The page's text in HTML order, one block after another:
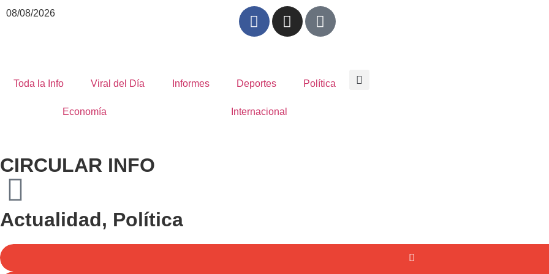
08/08/2026
Toda la Info Viral del Día Informes Deportes Política
Economía Internacional
CIRCULAR INFO
Actualidad, Política